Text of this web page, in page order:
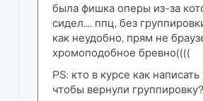
была фишка оперы из-за
сидел.... ппц, без
как неудобно, прям не
хромоподобное бревно((((
PS: кто в курсе как
чтобы вернули группировку?